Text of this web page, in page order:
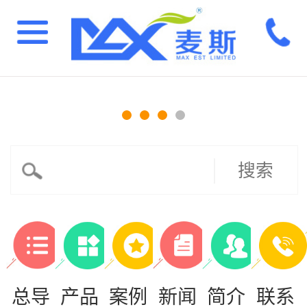
搜索
总导 产品 案例 新闻 简介 联系